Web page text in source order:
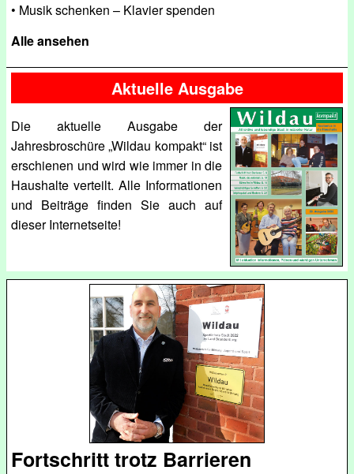
• Musik schenken – Klavier spenden
Alle ansehen
Aktuelle Ausgabe
Die aktuelle Ausgabe der
Jahresbroschüre „Wildau kompakt“ ist
erschienen und wird wie immer in die
Haushalte verteilt. Alle Informationen
und Beiträge finden Sie auch auf
dieser Internetseite!
Fortschritt trotz Barrieren